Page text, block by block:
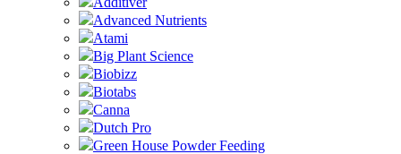
Advanced Nutrients
Atami
Big Plant Science
Biobizz
Biotabs
Canna
Dutch Pro
Green House Powder Feeding